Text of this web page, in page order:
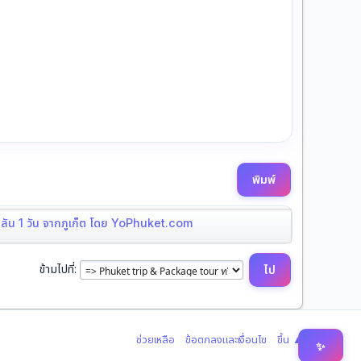
พิมพ์
น 1 วัน จากภูเก็ต โดย YoPhuket.com
ข้ามไปที่
ช่วยเหลือ ข้อตกลงและเงื่อนไข ขึ้น ▲ ✨